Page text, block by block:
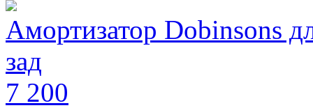
Амортизатор Dobinsons
зад
7 200